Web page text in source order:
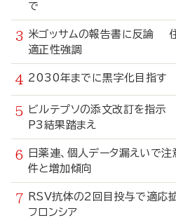
で
米ゴッサムの報告書に反論 住
適正性強調
2030年までに黒字化目指す
ビルテプソの添文改訂を指
P3結果踏まえ
日薬連、個人データ漏えい
件と増加傾向
RSV抗体の2回目投与で適
フロンシア